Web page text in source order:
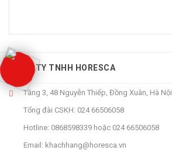
CÔNG TY TNHH HORESCA
Tầng 3, 48 Nguyễn Thiếp, Đồng Xuân, Hà Nội
Tổng đài CSKH: 024 66506058
Hotline: 0868598339 hoặc 024 66506058
Email: khachhang@horesca.vn